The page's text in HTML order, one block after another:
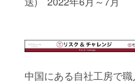
中国にある自社工房で職